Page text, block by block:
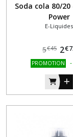
Soda cola 80/
Power
E-Liquides
5€45 2€
PROMOTION -